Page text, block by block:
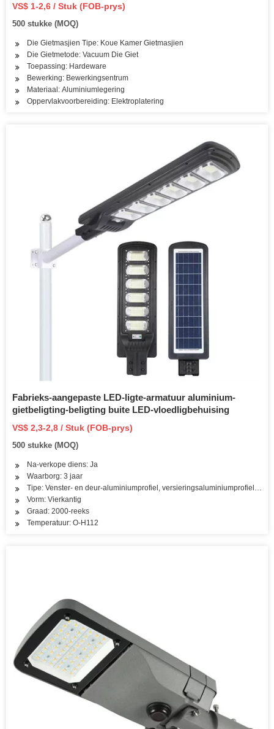
VS$ 1-2,6 / Stuk (FOB-prys)
500 stukke (MOQ)
Die Gietmasjien Tipe: Koue Kamer Gietmasjien
Die Gietmetode: Vacuum Die Giet
Toepassing: Hardeware
Bewerking: Bewerkingsentrum
Materiaal: Aluminiumlegering
Oppervlakvoorbereiding: Elektroplatering
Fabrieks-aangepaste LED-ligte-armatuur aluminium-
gietbeligting-beligting buite LED-vloedligbehuising
VS$ 2,3-2,8 / Stuk (FOB-prys)
500 stukke (MOQ)
Na-verkope diens: Ja
Waarborg: 3 jaar
Tipe: Venster- en deur-aluminiumprofiel, versieringsaluminiumprofiel,
Vorm: Vierkantig
Graad: 2000-reeks
Temperatuur: O-H112